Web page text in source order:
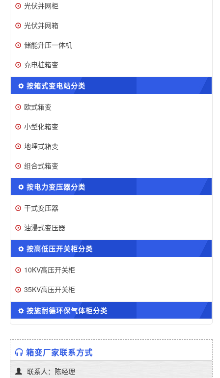
光伏并网柜
光伏并网箱
储能升压一体机
充电桩箱变
按箱式变电站分类
欧式箱变
小型化箱变
地埋式箱变
组合式箱变
按电力变压器分类
干式变压器
油浸式变压器
按高低压开关柜分类
10KV高压开关柜
35KV高压开关柜
按施耐德环保气体柜分类
箱变厂家联系方式
联系人：陈经理